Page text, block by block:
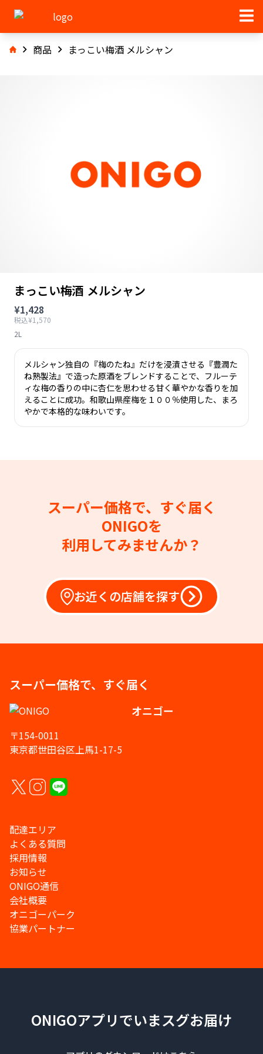
商品 まっこい梅酒 メルシャン
まっこい梅酒 メルシャン
¥1,428
税込¥1,570
2L
メルシャン独自の『梅のたね』だけを浸漬させる『豊潤た
ね熟製法』で造った原酒をブレンドすることで、フルーテ
ィな梅の香りの中に杏仁を思わせる甘く華やかな香りを加
えることに成功。和歌山県産梅を１００％使用した、まろ
やかで本格的な味わいです。
スーパー価格で、すぐ届く
ONIGOを
利用してみませんか？
お近くの店舗を探す
スーパー価格で、すぐ届く
オニゴー
〒154-0011
東京都世田谷区上馬1-17-5
配達エリア
よくある質問
採用情報
お知らせ
ONIGO通信
会社概要
オニゴーパーク
協業パートナー
ONIGOアプリでいまスグお届け